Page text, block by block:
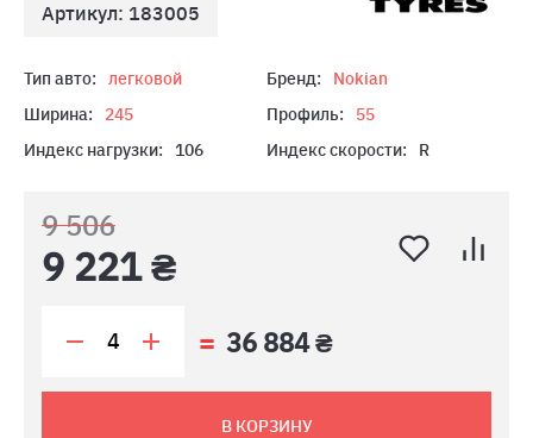
Артикул: 183005
Тип авто: легковой Бренд:
Nokian
Ширина:
245 Профиль:
55
Индекс нагрузки:
106 Индекс скорости: R
9 506
9 221 ₴
36 884 ₴
В КОРЗИНУ